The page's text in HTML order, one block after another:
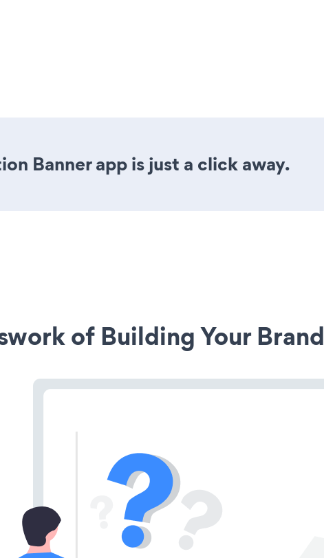
Banner app is just a click away.
of Building Your Brand